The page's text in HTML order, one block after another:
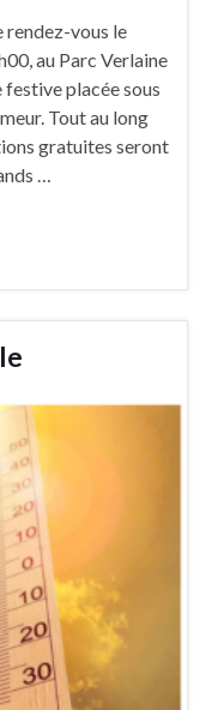
rendez-vous le
au Parc Verlaine
festive placée sous
Tout au long
gratuites seront
…